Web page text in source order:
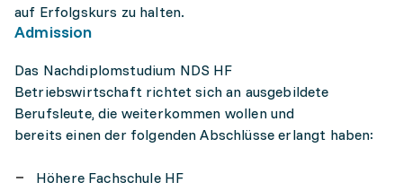
auf Erfolgskurs zu halten.
Admission
Das Nachdiplomstudium NDS HF
Betriebswirtschaft richtet sich an ausgebildete
Berufsleute, die weiterkommen wollen und
bereits einen der folgenden Abschlüsse erlangt haben:
Höhere Fachschule HF